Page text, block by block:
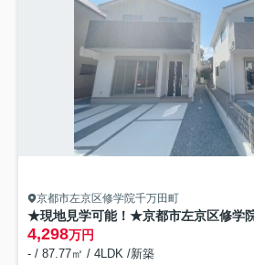
京都市左京区修学院千万田町
4,298万円
- / 87.77㎡ / 4LDK /新築